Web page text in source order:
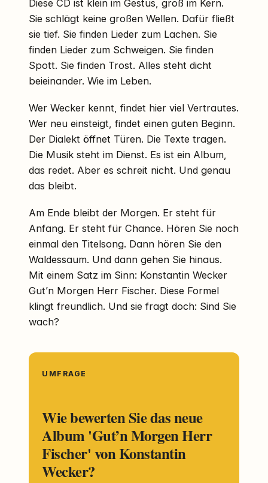
Diese CD ist klein im Gestus, groß im Kern.
Sie schlägt keine großen Wellen. Dafür fließt
sie tief. Sie finden Lieder zum Lachen. Sie
finden Lieder zum Schweigen. Sie finden
Spott. Sie finden Trost. Alles steht dicht
beieinander. Wie im Leben.
Wer Wecker kennt, findet hier viel Vertrautes.
Wer neu einsteigt, findet einen guten Beginn.
Der Dialekt öffnet Türen. Die Texte tragen.
Die Musik steht im Dienst. Es ist ein Album,
das redet. Aber es schreit nicht. Und genau
das bleibt.
Am Ende bleibt der Morgen. Er steht für
Anfang. Er steht für Chance. Hören Sie noch
einmal den Titelsong. Dann hören Sie den
Waldessaum. Und dann gehen Sie hinaus.
Mit einem Satz im Sinn: Konstantin Wecker
Gut’n Morgen Herr Fischer. Diese Formel
klingt freundlich. Und sie fragt doch: Sind Sie
wach?
UMFRAGE
Wie bewerten Sie das neue
Album 'Gut’n Morgen Herr
Fischer' von Konstantin
Wecker?